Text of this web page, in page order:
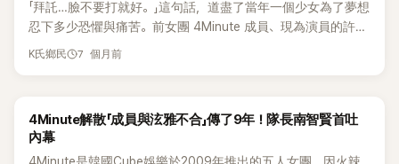
忍下委屈，甚至還硬擠笑容化解場面，如今再回頭談起這段經
歷，也讓不少網友看了又心疼又震驚。
被勾起來」，到後來才意識到那不是單純想吃，而是暴食症。 她
描述自己會衝去便利商店「整個掃貨」，便當、麵包、三明治、餅
乾全都往籃子裡丟。更可怕的是，那種狀態不是因為餓，「明明
則被「我現在一定要吃」的念頭佔滿，甚至來不及換衣服，直接
把在家穿的衣服外面套件羽絨外套就衝出去買，回家後也「連外
知道吧……如果真的有另一個世界，希望他能在那裡做所有想
做的事，好好生活。」真摯心聲，讓現場氣氛瞬間凝重。 事實
上，許嘉允過去也曾在節目中提到，哥哥生前在醫療公司上
開。 另一方面，許嘉允於2009年以女團 4Minute 成員身分出
道，團體於2016年解散後轉往戲劇圈發展。2020年經歷喪兄
及實現，人卻先離開了。 她的哥哥於 2020 年因長期病情惡化
驟逝，當時才剛獨立生活不久。許嘉允說，整理哥哥的遺物時
心都碎了，「家電全都是新的，連包裝都沒拆開」，想到哥哥一
會很後悔，我就更難受。」正因為這場生離死別，讓許嘉允深深
感受到「人生真的太虛無」，也成為她決定離開韓國、前往峇里
「拜託…臉不要打就好。」這句話，道盡了當年一個少女為了夢想
忍下多少恐懼與痛苦。前女團 4Minute 成員、現為演員的許嘉
允，近日首度公開自己在學生時期曾遭到校園暴力的經歷，事
手」，那份對舞台的渴望，成了她撐過低谷的力量。 話題一轉，
她也說起一段塵封多年的陰影。她透露，當年還是練習生的自
K氏鄉民 7 個月前
4Minute解散「成員與泫雅不合」傳了9年！隊長南智賢首吐
內幕